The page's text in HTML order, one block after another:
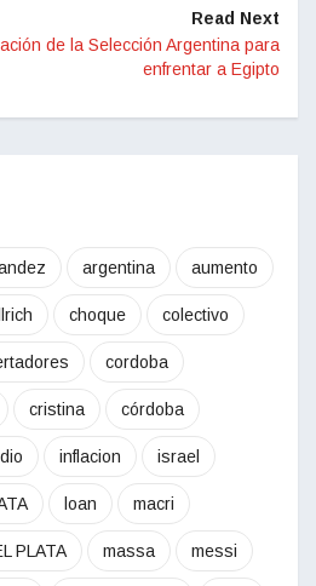
Read Next
de la Selección Argentina para
enfrentar a Egipto
argentina aumento
choque colectivo
cordoba
cristina córdoba
inflacion israel
loan macri
PLATA massa messi